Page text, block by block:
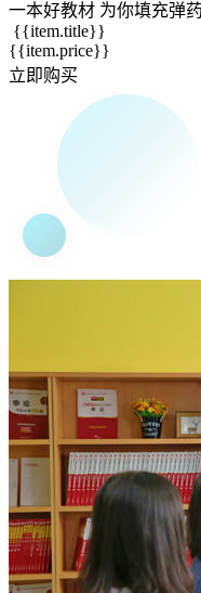
一本好教材 为你填充弹药
{{item.title}}
{{item.price}}
立即购买